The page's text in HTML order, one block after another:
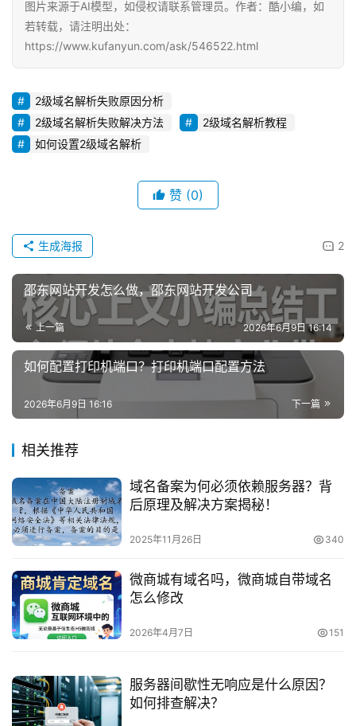
图片来源于AI模型，如侵权请联系管理员。作者：酷小编，如
若转载，请注明出处：
https://www.kufanyun.com/ask/546522.html
2级域名解析失败原因分析
2级域名解析失败解决方法
2级域名解析教程
如何设置2级域名解析
赞 (0)
2
生成海报
邵东网站开发怎么做，邵东网站开发公司
上一篇 2026年6月9日 16:14
如何配置打印机端口？打印机端口配置方法
下一篇
2026年6月9日 16:16
相关推荐
域名备案为何必须依赖服务器？背
后原理及解决方案揭秘！
2025年11月26日 340
微商城有域名吗，微商城自带域名
怎么修改
2026年4月7日 151
服务器间歇性无响应是什么原因？
如何排查解决？